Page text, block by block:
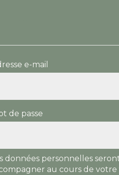
e-mail
de passe
données personnelles
au cours de